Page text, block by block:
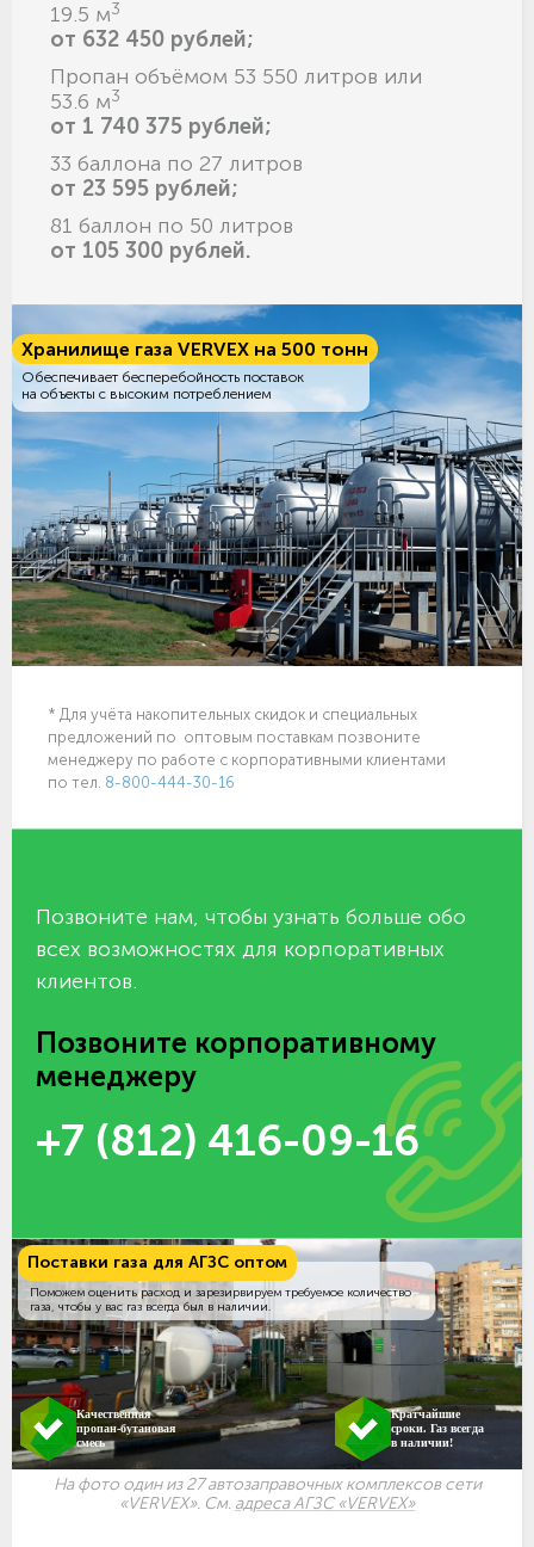
19.5 м3
от 632 450 рублей;
Пропан объёмом 53 550 литров или
53.6 м3
от 1 740 375 рублей;
33 баллона по 27 литров
от 23 595 рублей;
81 баллон по 50 литров
от 105 300 рублей.
Хранилище газа VERVEX на 500 тонн
Обеспечивает бесперебойность поставок
на объекты с высоким потреблением
* Для учёта накопительных скидок и специальных
предложений по оптовым поставкам позвоните
менеджеру по работе с корпоративными клиентами
по тел. 8-800-444-30-16
Позвоните нам, чтобы узнать больше обо
всех возможностях для корпоративных
клиентов.
Позвоните корпоративному
менеджеру
+7 (812) 416-09-16
Поставки газа для АГЗС оптом
Поможем оценить расход и зарезирвируем требуемое количество
газа, чтобы у вас газ всегда был в наличии.
Качественная
пропан-бутановая
смесь
Кратчайшие
сроки. Газ всегда
в наличии!
На фото один из 27 автозаправочных комплексов сети
«VERVEX». См. адреса АГЗС «VERVEX»